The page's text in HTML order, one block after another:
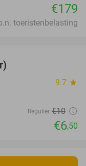
€179
toeristenbelasting
9.7 star
Regulier €10
€6,50